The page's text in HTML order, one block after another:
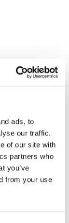
ads, to
our traffic.
of our site with
partners who
you’ve
from your use
a
található